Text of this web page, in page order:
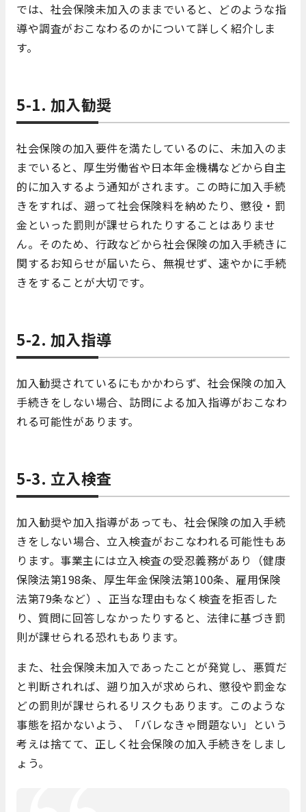
では、社会保険未加入のままでいると、どのような指
導や調査がおこなわるのかについて詳しく紹介しま
す。
5-1. 加入勧奨
社会保険の加入要件を満たしているのに、未加入のま
までいると、厚生労働省や日本年金機構などから自主
的に加入するよう通知がされます。この時に加入手続
きをすれば、遡って社会保険料を納めたり、懲役・罰
金といった罰則が課せられたりすることはありませ
ん。そのため、行政などから社会保険の加入手続きに
関するお知らせが届いたら、無視せず、速やかに手続
きをすることが大切です。
5-2. 加入指導
加入勧奨されているにもかかわらず、社会保険の加入
手続きをしない場合、訪問による加入指導がおこなわ
れる可能性があります。
5-3. 立入検査
加入勧奨や加入指導があっても、社会保険の加入手続
きをしない場合、立入検査がおこなわれる可能性もあ
ります。事業主には立入検査の受忍義務があり（健康
保険法第198条、厚生年金保険法第100条、雇用保険
法第79条など）、正当な理由もなく検査を拒否した
り、質問に回答しなかったりすると、法律に基づき罰
則が課せられる恐れもあります。
また、社会保険未加入であったことが発覚し、悪質だ
と判断されれば、遡り加入が求められ、懲役や罰金な
どの罰則が課せられるリスクもあります。このような
事態を招かないよう、「バレなきゃ問題ない」という
考えは捨てて、正しく社会保険の加入手続きをしまし
ょう。